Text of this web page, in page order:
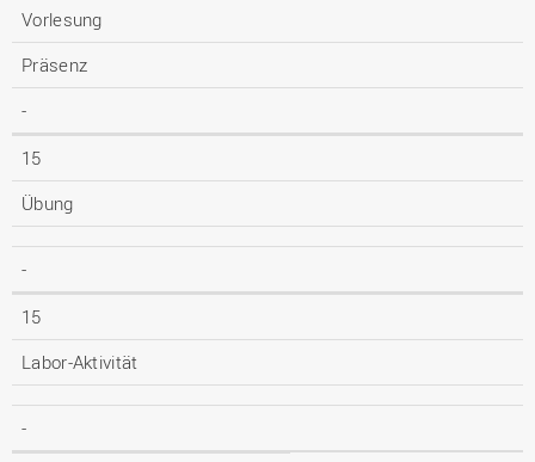
Vorlesung
Präsenz
-
15
Übung
-
15
Labor-Aktivität
-